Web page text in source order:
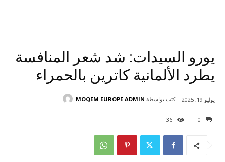
يورو السيدات: شد شعر المنافسة
يطرد الألمانية كاترين بالحمراء
0
36
يوليو 19, 2025 كتب بواسطة MOQEM EUROPE ADMIN